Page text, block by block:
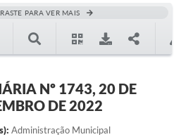
PARA VER MAIS
Nº 1743, 20 DE
DE 2022
Administração Municipal